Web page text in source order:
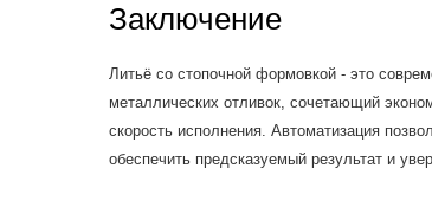
Заключение
Литьё со стопочной формовкой - это
металлических отливок, сочетающий
скорость исполнения. Автоматизация
обеспечить предсказуемый результат и